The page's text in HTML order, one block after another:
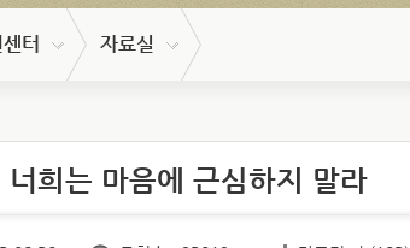
터 자료실
너희는 마음에 근심하지 말라